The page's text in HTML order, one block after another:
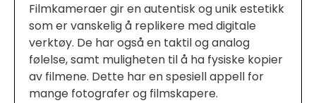
Filmkameraer gir en autentisk og unik estetikk
som er vanskelig å replikere med digitale
verktøy. De har også en taktil og analog
følelse, samt muligheten til å ha fysiske kopier
av filmene. Dette har en spesiell appell for
mange fotografer og filmskapere.